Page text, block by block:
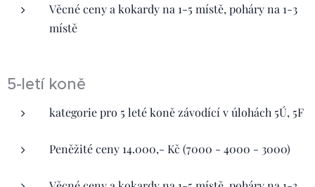
Věcné ceny a kokardy na 1-5 místě, poháry na 1-3
místě
5-letí koně
kategorie pro 5 leté koně závodící v úlohách 5Ú, 5F
Peněžité ceny 14.000,- Kč (7000 - 4000 - 3000)